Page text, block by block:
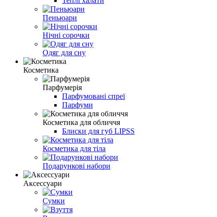
Пеньюари
Нічні сорочки
Одяг для сну
Косметика
Парфумерія
Парфумовані спреї
Парфуми
Косметика для обличчя
Блиски для губ LIPSS
Косметика для тіла
Подарункові набори
Аксессуари
Сумки